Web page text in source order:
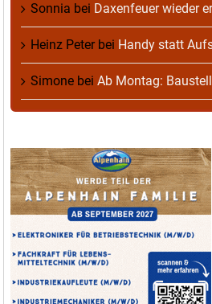
Sonnia bei Daxenfeuer wieder
Heinz Peterbei Handy statt
Simone bei Ab Montag: